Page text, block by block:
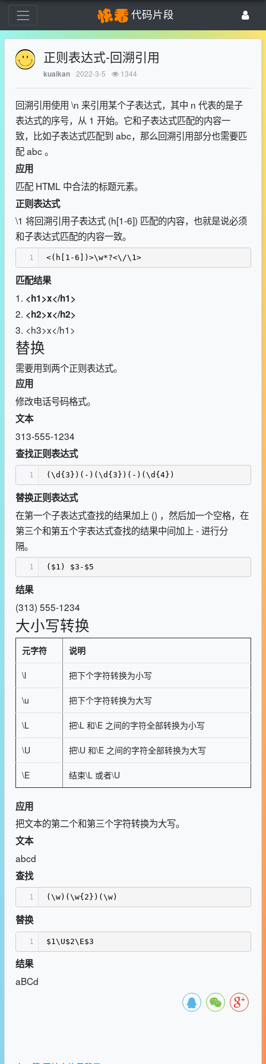
代码片段
正则表达式-回溯引用
kuaikan 2022-3-5 1344
回溯引用使用 \n 来引用某个子表达式，其中 n 代表的是子
表达式的序号，从 1 开始。它和子表达式匹配的内容一
致，比如子表达式匹配到 abc，那么回溯引用部分也需要匹
配 abc 。
应用
匹配 HTML 中合法的标题元素。
正则表达式
\1 将回溯引用子表达式 (h[1-6]) 匹配的内容，也就是说必须
和子表达式匹配的内容一致。
1 <(h[1-6])>\w*?<\/\1>
匹配结果
1. <h1>x</h1>
2. <h2>x</h2>
3. <h3>x</h1>
替换
需要用到两个正则表达式。
应用
修改电话号码格式。
文本
313-555-1234
查找正则表达式
1 (\d{3})(-)(\d{3})(-)(\d{4})
替换正则表达式
在第一个子表达式查找的结果加上 () ，然后加一个空格，在
第三个和第五个字表达式查找的结果中间加上 - 进行分
隔。
1 ($1) $3-$5
结果
(313) 555-1234
大小写转换
元字符 说明
\l 把下个字符转换为小写
\u 把下个字符转换为大写
\L 把\L 和\E 之间的字符全部转换为小写
\U 把\U 和\E 之间的字符全部转换为大写
\E 结束\L 或者\U
应用
把文本的第二个和第三个字符转换为大写。
文本
abcd
查找
1 (\w)(\w{2})(\w)
替换
1 $1\U$2\E$3
结果
aBCd